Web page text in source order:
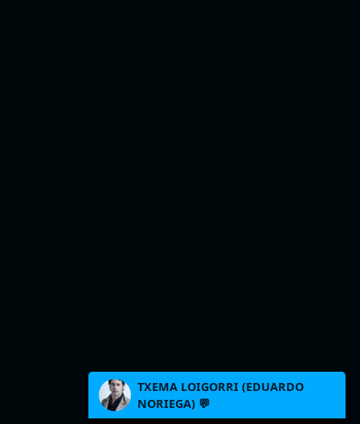
TXEMA LOIGORRI (EDUARDO
NORIEGA) 💬